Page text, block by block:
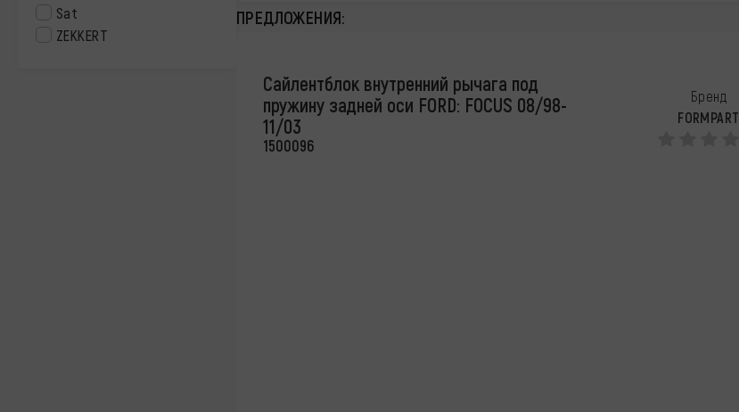
Sat
ZEKKERT
ПРЕДЛОЖЕНИЯ:
Сайлентблок внутренний рычага под
пружину задней оси FORD: FOCUS 08/98-
11/03
1500096
Бренд
FORMPART